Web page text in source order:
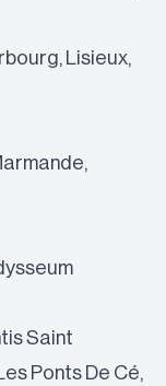
Lisieux,
Saint
Ponts De Cé,